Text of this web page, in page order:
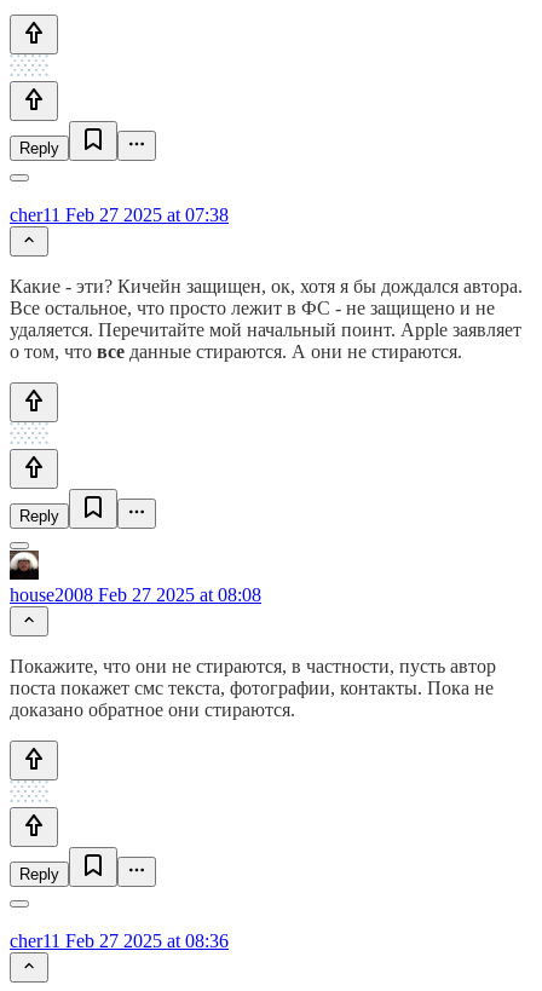
Reply
cher11 Feb 27 2025 at 07:38
Какие - эти? Кичейн защищен, ок, хотя я бы дождался автора.
Все остальное, что просто лежит в ФС - не защищено и не
удаляется. Перечитайте мой начальный поинт. Apple заявляет
о том, что все данные стираются. А они не стираются.
Reply
house2008 Feb 27 2025 at 08:08
Покажите, что они не стираются, в частности, пусть автор
поста покажет смс текста, фотографии, контакты. Пока не
доказано обратное они стираются.
Reply
cher11 Feb 27 2025 at 08:36